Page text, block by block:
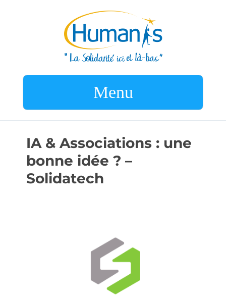
Menu
IA & Associations : une
bonne idée ? –
Solidatech